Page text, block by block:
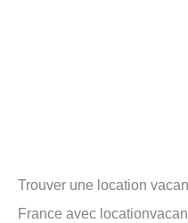
Trouver une location
France avec